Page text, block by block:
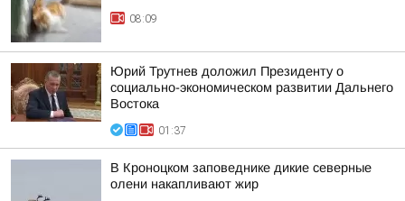
08:09
Юрий Трутнев доложил Президенту о
социально-экономическом развитии Дальнего
Востока
01:37
В Кроноцком заповеднике дикие северные
олени накапливают жир